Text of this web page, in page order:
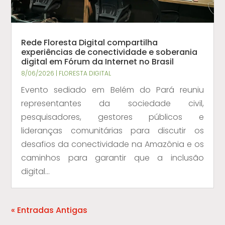
Rede Floresta Digital compartilha
experiências de conectividade e soberania
digital em Fórum da Internet no Brasil
8/06/2026 | FLORESTA DIGITAL
Evento sediado em Belém do Pará reuniu
representantes da sociedade civil,
pesquisadores, gestores públicos e
lideranças comunitárias para discutir os
desafios da conectividade na Amazônia e os
caminhos para garantir que a inclusão
digital...
« Entradas Antigas